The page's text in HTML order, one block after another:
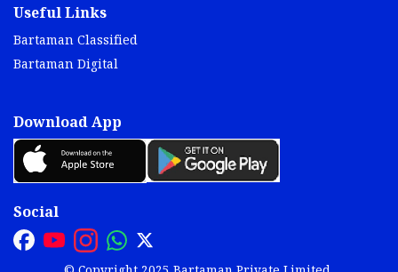
Useful Links
Bartaman Classified
Bartaman Digital
Download App
Social